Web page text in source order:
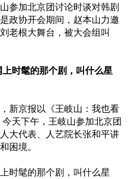
参加北京团讨论时谈对韩剧
政协开会期间，赵本山力邀
老根大舞台，被大会组叫
时髦的那个剧，叫什么星
新京报以《王岐山：我也看
天下午，王岐山参加北京团
大代表、人艺院长张和平讲
困境。
时髦的那个剧，叫什么星